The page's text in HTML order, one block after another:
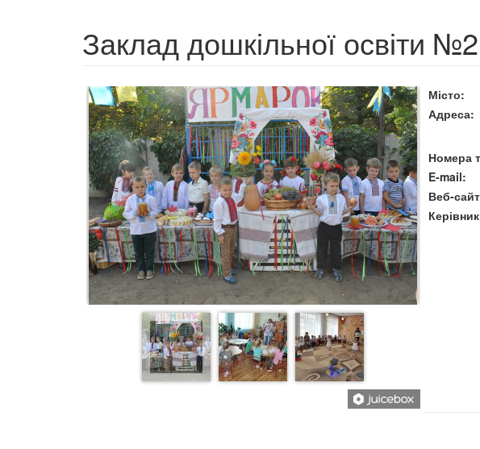
Заклад дошкільної освіти №2
Місто
Адреса
Номера
E-mail
Веб-сайт
Керівник